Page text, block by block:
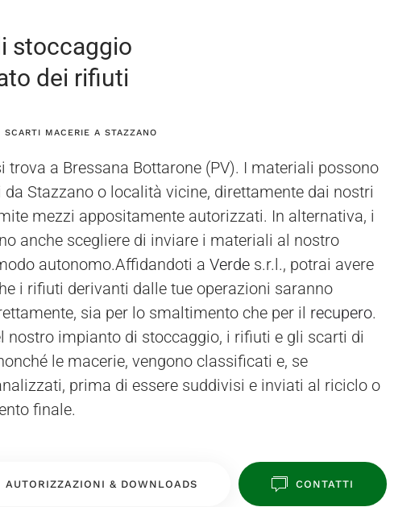
stoccaggio
dei rifiuti
MACERIE A STAZZANO
autonomo.Affidandoti a Verde s.r.l., potrai avere
i rifiuti derivanti dalle tue operazioni saranno
sia per lo smaltimento che per il recupero.
nostro impianto di stoccaggio, i rifiuti e gli scarti di
le macerie, vengono classificati e, se
prima di essere suddivisi e inviati al riciclo o
finale.
AUTORIZZAZIONI & DOWNLOADS CONTATTI